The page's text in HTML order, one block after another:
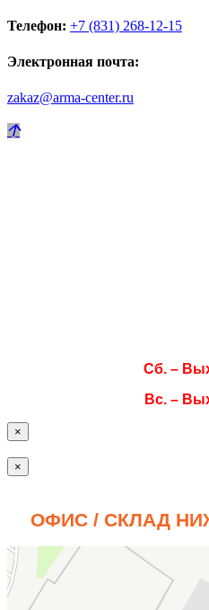
Телефон: +7 (831) 268-12-15
Электронная почта:
zakaz@arma-center.ru
Сб. –
Вс. –
×
×
ОФИС / СКЛАД